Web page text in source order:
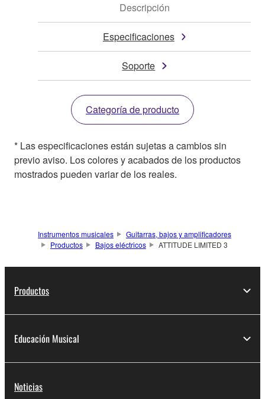
Descripción
Especificaciones
Soporte
Categoría de producto
* Las especificaciones están sujetas a cambios sin
previo aviso. Los colores y acabados de los productos
mostrados pueden variar de los reales.
Instrumentos musicales
Guitarras, bajos y amplificadores
Productos
Bajos eléctricos ATTITUDE LIMITED 3
Productos
Educación Musical
Noticias